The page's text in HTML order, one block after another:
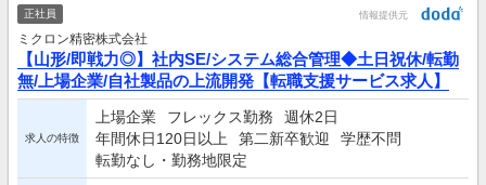
正社員 情報提供元
ミクロン精密株式会社
【山形/即戦力◎】社内SE/システム総合管理◆土日祝休/転勤
無/上場企業/自社製品の上流開発【転職支援サービス求人】
求人の特徴
上場企業 フレックス勤務
週休2日
年間休日120日以上
第二新卒歓迎
学歴不問
転勤なし・勤務地限定